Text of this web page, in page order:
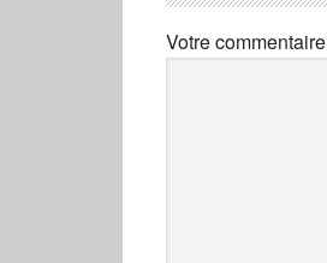
Votre commentaire